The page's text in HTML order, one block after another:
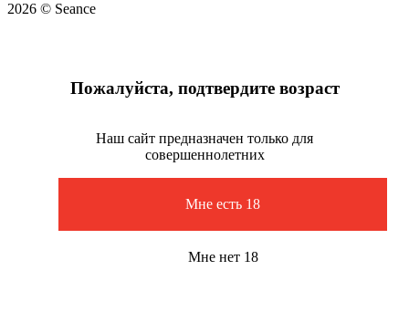
2026 © Seance
Пожалуйста, подтвердите возраст
Наш сайт предназначен только для
совершеннолетних
Мне есть 18
Мне нет 18